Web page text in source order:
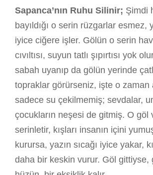
Sapanca’nın Ruhu Silinir; Şimdi
bayıldığı o serin rüzgarlar esmez,
iyice ciğere işler. Gölün o serin
cıvıltısı, suyun tatlı şıpırtısı yok
sabah uyanıp da gölün yerinde
topraklar görürseniz, işte o zaman
sadece su çekilmemiş; sevdalar,
çocukların neşesi de gitmiş. O göl
serinletir, kışları insanın içini
kurursa, yazın sıcağı iyice yakar,
daha bir keskin vurur. Göl gittiyse,